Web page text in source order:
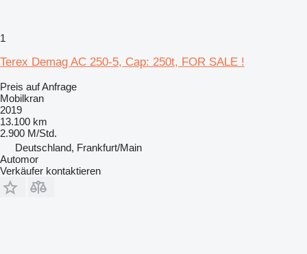
1
Terex Demag AC 250-5, Cap: 250t, FOR SALE !
Preis auf Anfrage
Mobilkran
2019
13.100 km
2.900 M/Std.
Deutschland, Frankfurt/Main
Automor
Verkäufer kontaktieren